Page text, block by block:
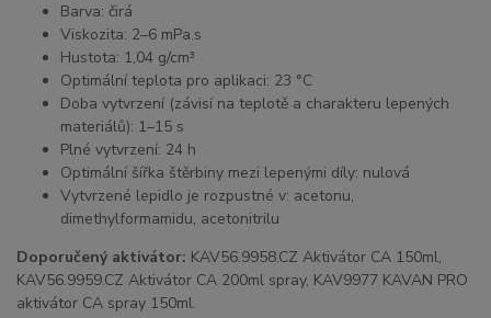
Barva: čirá
Viskozita: 2–6 mPa.s
Hustota: 1,04 g/cm³
Optimální teplota pro aplikaci: 23 °C
Doba vytvrzení (závisí na teplotě a charakteru lepených
materiálů): 1–15 s
Plné vytvrzení: 24 h
Optimální šířka štěrbiny mezi lepenými díly: nulová
Vytvrzené lepidlo je rozpustné v: acetonu,
dimethylformamidu, acetonitrilu
Doporučený aktivátor: KAV56.9958.CZ Aktivátor CA 150ml,
KAV56.9959.CZ Aktivátor CA 200ml spray, KAV9977 KAVAN PRO
aktivátor CA spray 150ml.